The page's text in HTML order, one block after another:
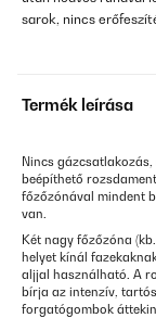
sarok, nincs
Termék leírása
Nincs
beépíthető
főzőzónával mindent
van.
Két nagy főzőzóna
helyet kínál
aljjal használható. A
bírja az intenzív,
forgatógombok